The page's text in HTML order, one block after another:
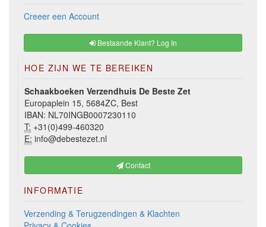
Creeer een Account
Bestaande Klant? Log In
HOE ZIJN WE TE BEREIKEN
Schaakboeken Verzendhuis De Beste Zet
Europaplein 15, 5684ZC, Best
IBAN: NL70INGB0007230110
T: +31(0)499-460320
E: info@debestezet.nl
Contact
INFORMATIE
Verzending & Terugzendingen & Klachten